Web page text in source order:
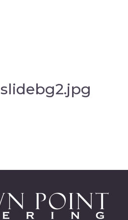
slidebg2.jpg